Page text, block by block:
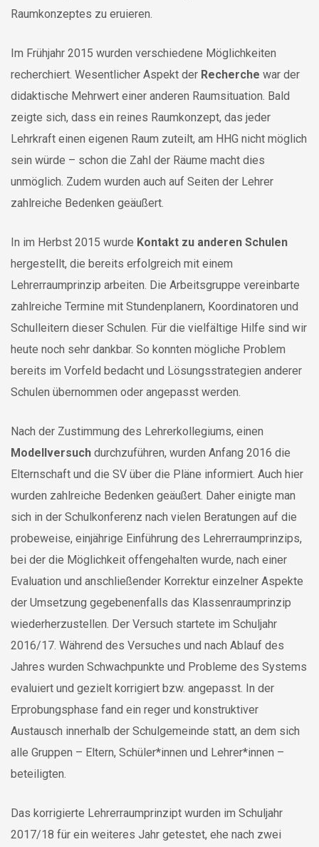
Raumkonzeptes zu eruieren.
Im Frühjahr 2015 wurden verschiedene Möglichkeiten
recherchiert. Wesentlicher Aspekt der Recherche war der
didaktische Mehrwert einer anderen Raumsituation. Bald
zeigte sich, dass ein reines Raumkonzept, das jeder
Lehrkraft einen eigenen Raum zuteilt, am HHG nicht möglich
sein würde – schon die Zahl der Räume macht dies
unmöglich. Zudem wurden auch auf Seiten der Lehrer
zahlreiche Bedenken geäußert.
In im Herbst 2015 wurde Kontakt zu anderen Schulen
hergestellt, die bereits erfolgreich mit einem
Lehrerraumprinzip arbeiten. Die Arbeitsgruppe vereinbarte
zahlreiche Termine mit Stundenplanern, Koordinatoren und
Schulleitern dieser Schulen. Für die vielfältige Hilfe sind wir
heute noch sehr dankbar. So konnten mögliche Problem
bereits im Vorfeld bedacht und Lösungsstrategien anderer
Schulen übernommen oder angepasst werden.
Nach der Zustimmung des Lehrerkollegiums, einen
Modellversuch durchzuführen, wurden Anfang 2016 die
Elternschaft und die SV über die Pläne informiert. Auch hier
wurden zahlreiche Bedenken geäußert. Daher einigte man
sich in der Schulkonferenz nach vielen Beratungen auf die
probeweise, einjährige Einführung des Lehrerraumprinzips,
bei der die Möglichkeit offengehalten wurde, nach einer
Evaluation und anschließender Korrektur einzelner Aspekte
der Umsetzung gegebenenfalls das Klassenraumprinzip
wiederherzustellen. Der Versuch startete im Schuljahr
2016/17. Während des Versuches und nach Ablauf des
Jahres wurden Schwachpunkte und Probleme des Systems
evaluiert und gezielt korrigiert bzw. angepasst. In der
Erprobungsphase fand ein reger und konstruktiver
Austausch innerhalb der Schulgemeinde statt, an dem sich
alle Gruppen – Eltern, Schüler*innen und Lehrer*innen –
beteiligten.
Das korrigierte Lehrerraumprinzipt wurden im Schuljahr
2017/18 für ein weiteres Jahr getestet, ehe nach zwei